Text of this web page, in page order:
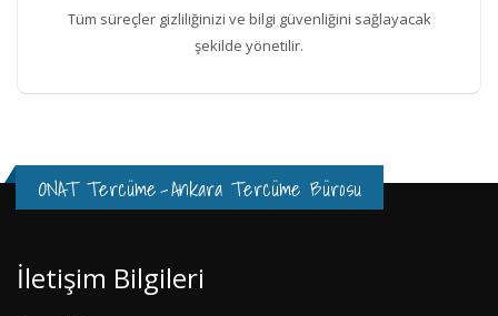
Tüm süreçler gizliliğinizi ve bilgi güvenliğini sağlayacak
şekilde yönetilir.
ONAT Tercüme-Ankara Tercüme Bürosu
İletişim Bilgileri